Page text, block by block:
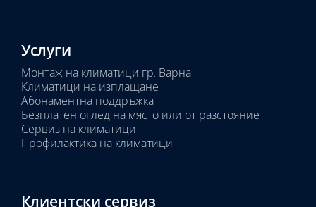
Услуги
Монтаж на климатици гр. Варна
Климатици на изплащане
Абонаментна поддръжка
Безплатен оглед на място или от разстояние
Сервиз на климатици
Профилактика на климатици
Клиентски сервиз